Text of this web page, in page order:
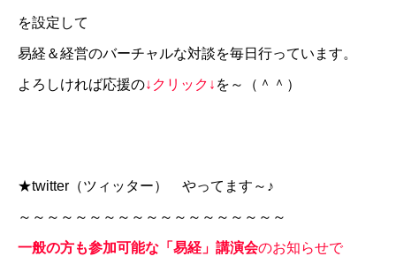
を設定して
易経＆経営のバーチャルな対談を毎日行っています。
よろしければ応援の↓クリック↓ を～（＾＾）
★twitter （ツィッター） やってます～♪
～～～～～～～～～～～～～～～～～～～
一般の方も参加可能な「易経」講演会のお知らせで